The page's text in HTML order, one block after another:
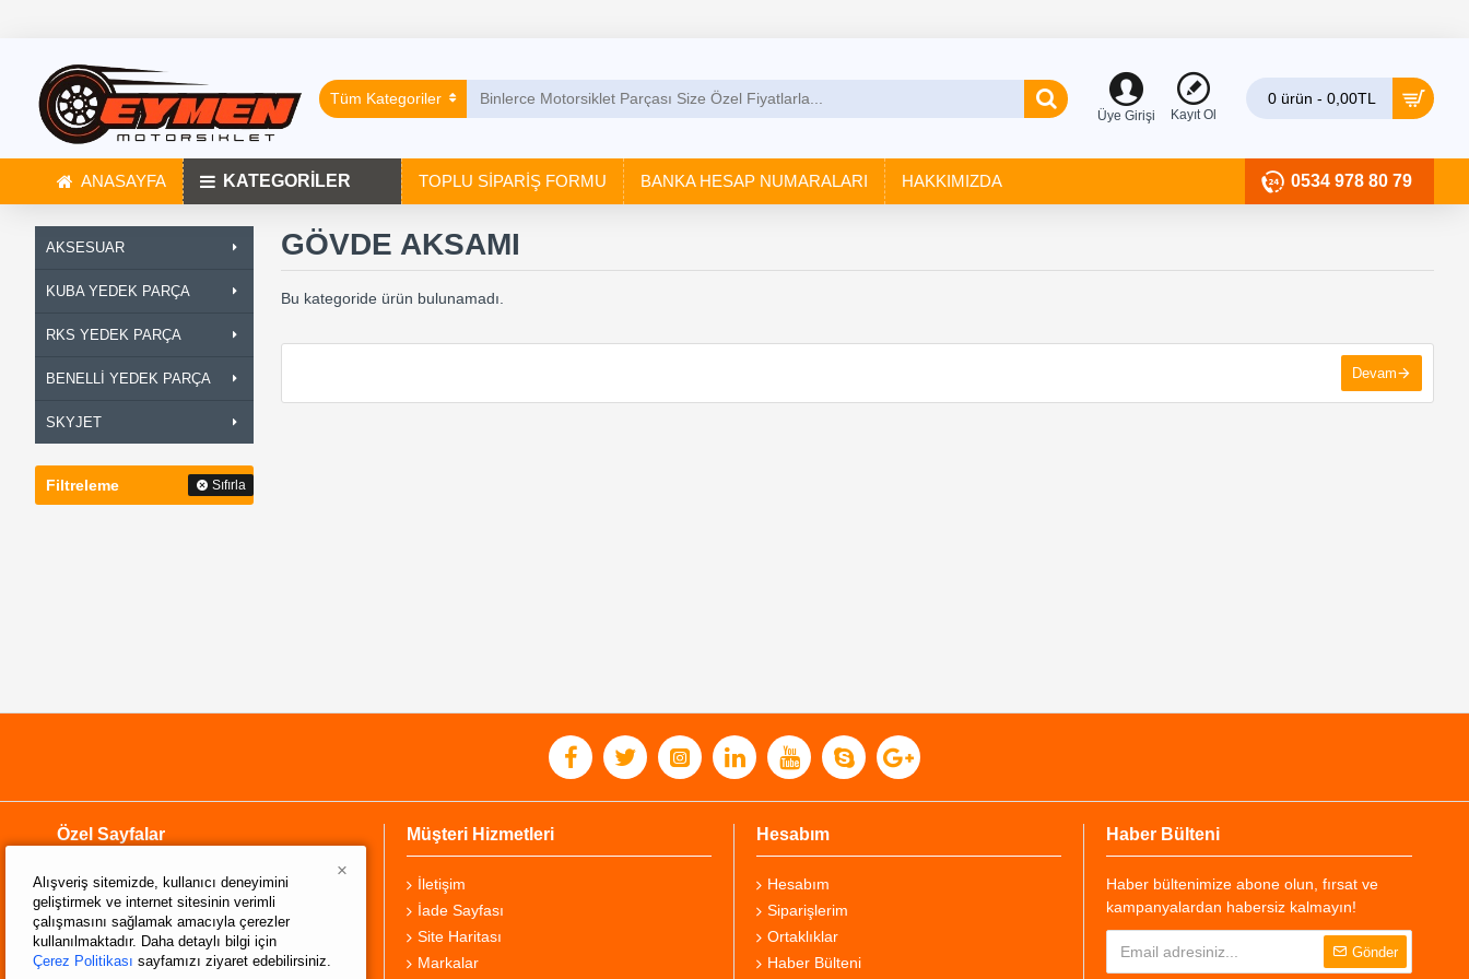
Tüm Kategoriler
Üye Girişi Kayıt Ol
0 ürün - 0,00TL
ANASAYFA KATEGORİLER TOPLU SİPARİŞ FORMU BANKA HESAP NUMARALARI HAKKIMIZDA 0534 978 80 79
AKSESUAR
KUBA YEDEK PARÇA
RKS YEDEK PARÇA
BENELLİ YEDEK PARÇA
SKYJET
Filtreleme Sıfırla
GÖVDE AKSAMI
Bu kategoride ürün bulunamadı.
Devam
Özel Sayfalar
Hakkımızda
Teslimat Bilgisi
Gizlilik Sözleşmesi
Şartlar ve Koşullar
Müşteri Hizmetleri
İletişim
İade Sayfası
Site Haritası
Markalar
Hesabım
Hesabım
Siparişlerim
Ortaklıklar
Haber Bülteni
Haber Bülteni
Haber bültenimize abone olun, fırsat ve
kampanyalardan habersiz kalmayın!
Gönder
Alışveriş sitemizde, kullanıcı deneyimini
geliştirmek ve internet sitesinin verimli
çalışmasını sağlamak amacıyla çerezler
kullanılmaktadır. Daha detaylı bilgi için
Çerez Politikası sayfamızı ziyaret edebilirsiniz.
×